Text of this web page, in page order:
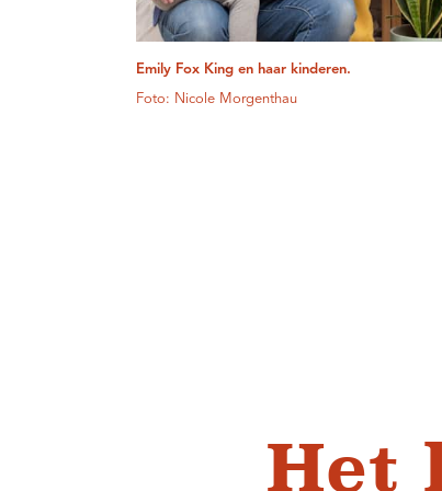
Emily Fox King en haar kinderen.
Foto: Nicole Morgenthau
Het